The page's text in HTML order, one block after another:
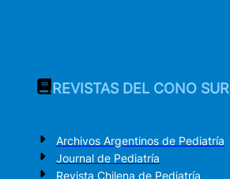
REVISTAS DEL CONO SUR
Archivos Argentinos de Pediatría
Journal de Pediatría
Revista Chilena de Pediatría